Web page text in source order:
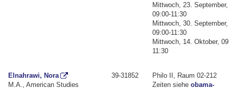
Mittwoch, 23. September,
09:00-11:30
Mittwoch, 30. September,
09:00-11:30
Mittwoch, 14. Oktober,
11:30
Elnahrawi, Nora
M.A., American Studies
39-31852
Philo II, Raum 02-212
Zeiten siehe obama-